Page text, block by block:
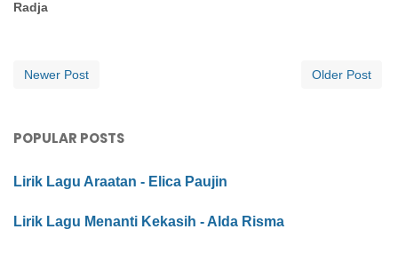
Radja
Newer Post Older Post
POPULAR POSTS
Lirik Lagu Araatan - Elica Paujin
Lirik Lagu Menanti Kekasih - Alda Risma